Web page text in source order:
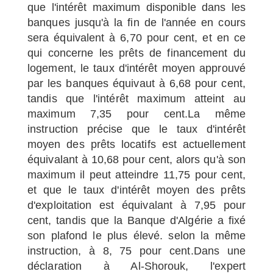
que l'intérêt maximum disponible dans les
banques jusqu'à la fin de l'année en cours
sera équivalent à 6,70 pour cent, et en ce
qui concerne les prêts de financement du
logement, le taux d'intérêt moyen approuvé
par les banques équivaut à 6,68 pour cent,
tandis que l'intérêt maximum atteint au
maximum 7,35 pour cent.La même
instruction précise que le taux d'intérêt
moyen des prêts locatifs est actuellement
équivalant à 10,68 pour cent, alors qu'à son
maximum il peut atteindre 11,75 pour cent,
et que le taux d'intérêt moyen des prêts
d'exploitation est équivalant à 7,95 pour
cent, tandis que la Banque d'Algérie a fixé
son plafond le plus élevé. selon la même
instruction, à 8, 75 pour cent.Dans une
déclaration à Al-Shorouk, l'expert